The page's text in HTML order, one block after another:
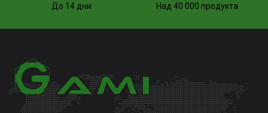
До 14 дни Над 40 000 продукта